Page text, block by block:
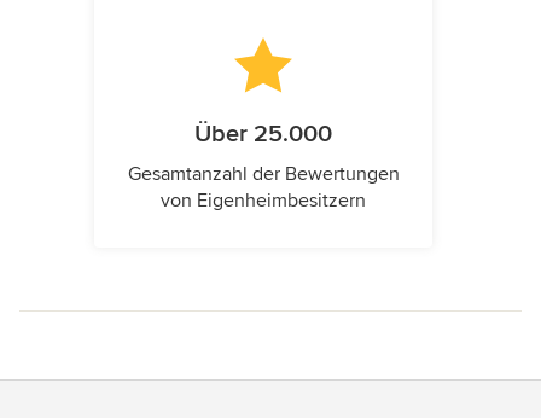
Über 25.000
Gesamtanzahl der Bewertungen
von Eigenheimbesitzern